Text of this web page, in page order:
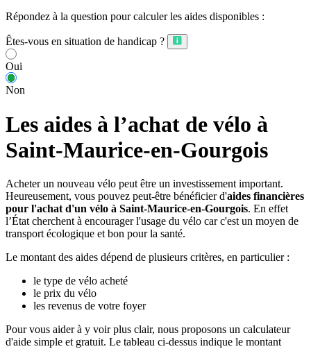
Répondez à la question pour calculer les aides disponibles :
Êtes-vous en situation de handicap ?
Oui
Non
Les aides à l’achat de vélo à
Saint-Maurice-en-Gourgois
Acheter un nouveau vélo peut être un investissement important.
Heureusement, vous pouvez peut-être bénéficier d'aides financières
pour l'achat d'un vélo à Saint-Maurice-en-Gourgois. En effet
l’État cherchent à encourager l'usage du vélo car c'est un moyen de
transport écologique et bon pour la santé.
Le montant des aides dépend de plusieurs critères, en particulier :
le type de vélo acheté
le prix du vélo
les revenus de votre foyer
Pour vous aider à y voir plus clair, nous proposons un calculateur
d'aide simple et gratuit. Le tableau ci-dessus indique le montant